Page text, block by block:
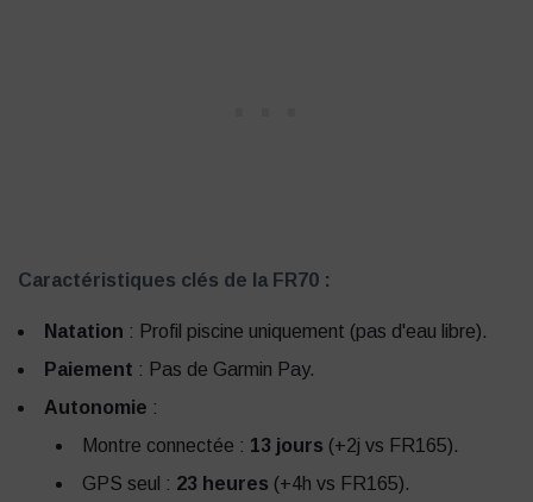
Caractéristiques clés de la FR70 :
Natation : Profil piscine uniquement (pas d'eau libre).
Paiement : Pas de Garmin Pay.
Autonomie :
Montre connectée : 13 jours (+2j vs FR165).
GPS seul : 23 heures (+4h vs FR165).